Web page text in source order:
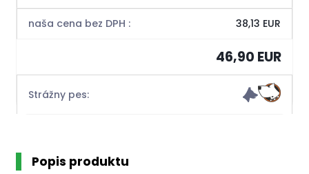
naša cena bez DPH : 38,13 EUR
46,90 EUR
Strážny pes:
Popis produktu